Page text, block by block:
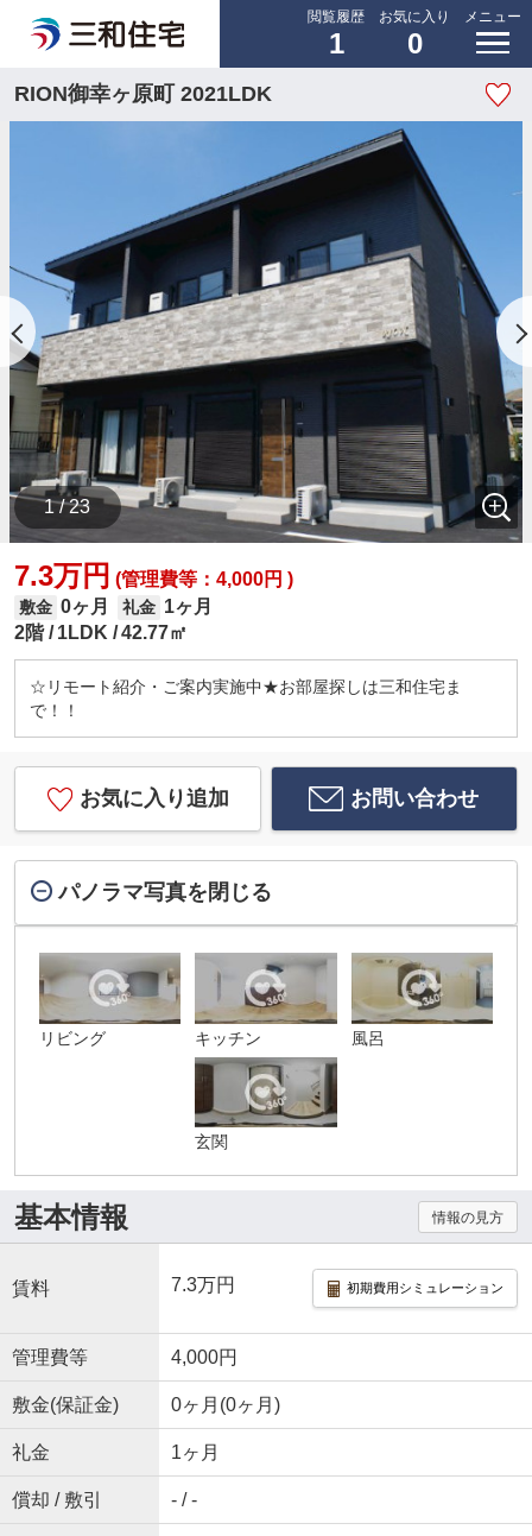
閲覧履歴
1
お気に入り
0
メニュー
RION御幸ヶ原町 2021LDK
1 / 23
7.3万円 (管理費等：4,000円 )
敷金 0ヶ月 礼金 1ヶ月
2階
1LDK 42.77㎡
☆リモート紹介・ご案内実施中★お部屋探しは三和住宅ま
で！！
お気に入り追加 お問い合わせ
パノラマ写真を閉じる
リビング キッチン 風呂
玄関
基本情報 情報の見方
賃料 7.3万円 初期費用シミュレーション
管理費等 4,000円
敷金(保証金) 0ヶ月(0ヶ月)
礼金 1ヶ月
償却 / 敷引 - / -